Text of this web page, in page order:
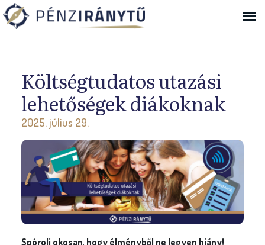
Ugrás a navigációhoz
Költségtudatos utazási
lehetőségek diákoknak
2025. július 29.
Spórolj okosan, hogy élményből ne legyen hiány!